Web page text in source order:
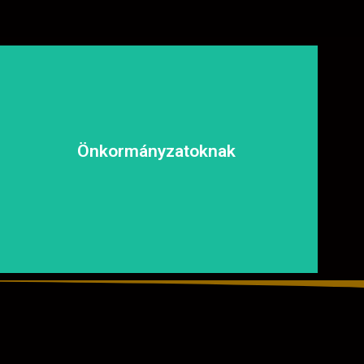
Önkormányzatoknak
tapasztalt csapatunkkal garantáljuk a hosszú távú
és fenntartható megoldásokat, hogy a közösség